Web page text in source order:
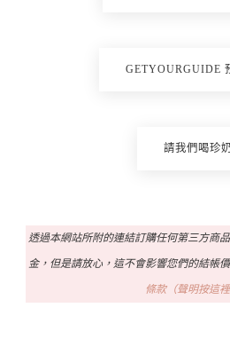
GETYOURGUIDE
請我們喝珍
透過本網站所附的連結訂購任何第三方商
金，但是請放心，這不會影響您們的結帳
條款（聲明按這裡